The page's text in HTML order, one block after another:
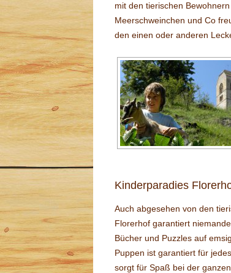
mit den tierischen
Meerschweinchen und Co
den einen oder anderen
Kinderparadies
Auch abgesehen von den
Florerhof garantiert
Bücher und Puzzles auf
Puppen ist garantiert für
sorgt für Spaß bei der